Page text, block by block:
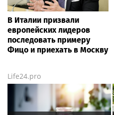
В Италии призвали
европейских лидеров
последовать примеру
Фицо и приехать в Москву
Life24.pro